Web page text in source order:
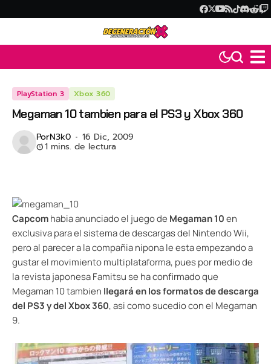
PlayStation 3 Xbox 360
Megaman 10 tambien para el PS3 y Xbox 360
PorN3k0 16 Dic, 2009
1 mins. de lectura
Capcomhabia anunciado el juego de Megaman 10en
exclusiva para el sistema de descargas del Nintendo Wii,
pero al parecer a la compañia nipona le esta empezando a
gustar el movimiento multiplataforma, pues por medio de
la revista japonesa Famitsu se ha confirmado que
Megaman 10 tambien llegará en los formatos de descarga
del PS3 y del Xbox 360, asi como sucedio con el Megaman
9.